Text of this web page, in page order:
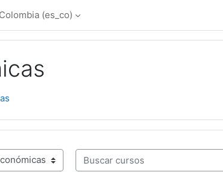
‎(es_co)‎
Buscar cursos